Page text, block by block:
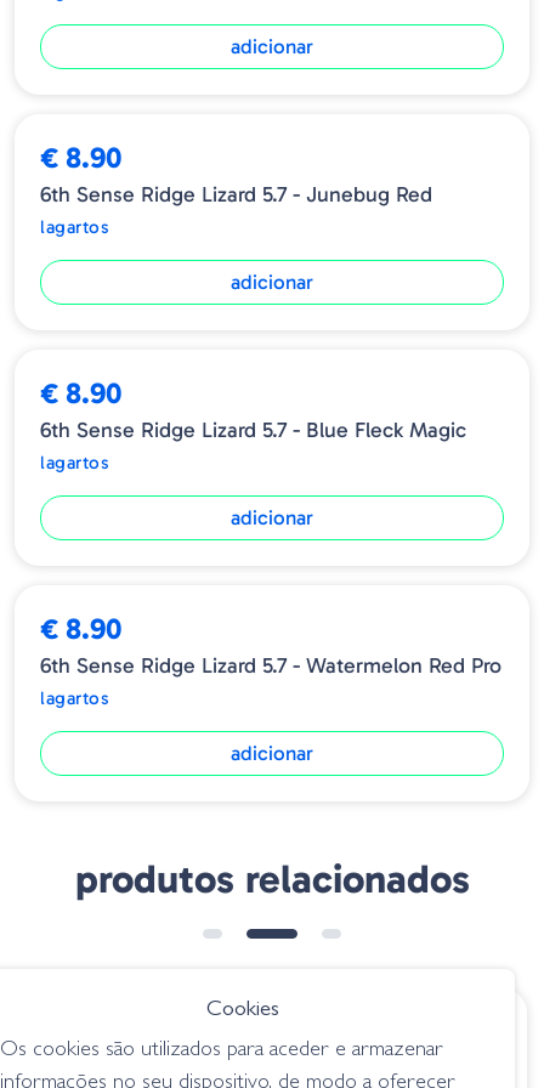
Tungsten ou Lead Weights e monte-o num Jugular Hybrid Hook
ou Stout Widegap para otimizar as taxas de engate. Fixe tudo com
Quantidade - 7 Uds/Blister
adicionar
€ 8.90
6th Sense Ridge Lizard 5.7 - Junebug Red
lagartos
adicionar
€ 8.90
6th Sense Ridge Lizard 5.7 - Blue Fleck Magic
lagartos
adicionar
€ 8.90
6th Sense Ridge Lizard 5.7 - Watermelon Red Pro
lagartos
adicionar
produtos relacionados
€ 6.60
Yum Lizard - 04
Googan Slizzard
Cookies
Os cookies são utilizados para aceder e armazenar